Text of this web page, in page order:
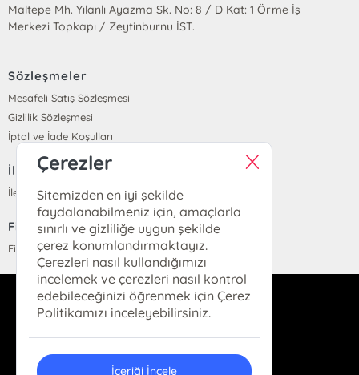
Maltepe Mh. Yılanlı Ayazma Sk. No: 8 / D Kat: 1 Örme İş
Merkezi Topkapı / Zeytinburnu İST.
Sözleşmeler
Mesafeli Satış Sözleşmesi
Gizlilik Sözleşmesi
İptal ve İade Koşulları
İletişim
İletişim
Fiyat Listesi
Fiyat Listesi
info@parolakitap.com
Çerezler
Sitemizden en iyi şekilde
faydalanabilmeniz için, amaçlarla
sınırlı ve gizliliğe uygun şekilde
çerez konumlandırmaktayız.
Çerezleri nasıl kullandığımızı
incelemek ve çerezleri nasıl kontrol
edebileceğinizi öğrenmek için Çerez
Politikamızı inceleyebilirsiniz.
İçeriği İncele